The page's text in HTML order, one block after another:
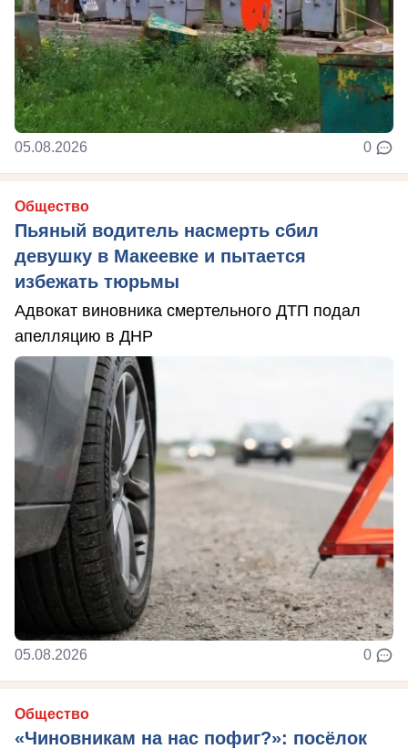
05.08.2026 0
Общество
Пьяный водитель насмерть сбил
девушку в Макеевке и пытается
избежать тюрьмы
Адвокат виновника смертельного ДТП подал
апелляцию в ДНР
05.08.2026 0
Общество
«Чиновникам на нас пофиг?»: посёлок